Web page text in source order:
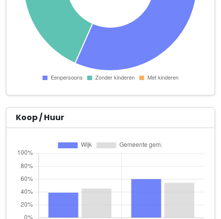
aanRecht B.V.
Duitsepoort 13
Acupunctuurpraktijk Lie
Wethouder van Caldenborghlaan 45
Acupunctuur-Zuid
Scharnerweg 14
Adaptiv Design
Frederik Hendriklaan 58 D 03
Adviesbureau Ergo-werk
Heerder Groenweg 18
Afhaalrestaurant Elia
Alessi IT Webdesign
Aalmoezenier Verheggenstraat 21
Koop / Huur